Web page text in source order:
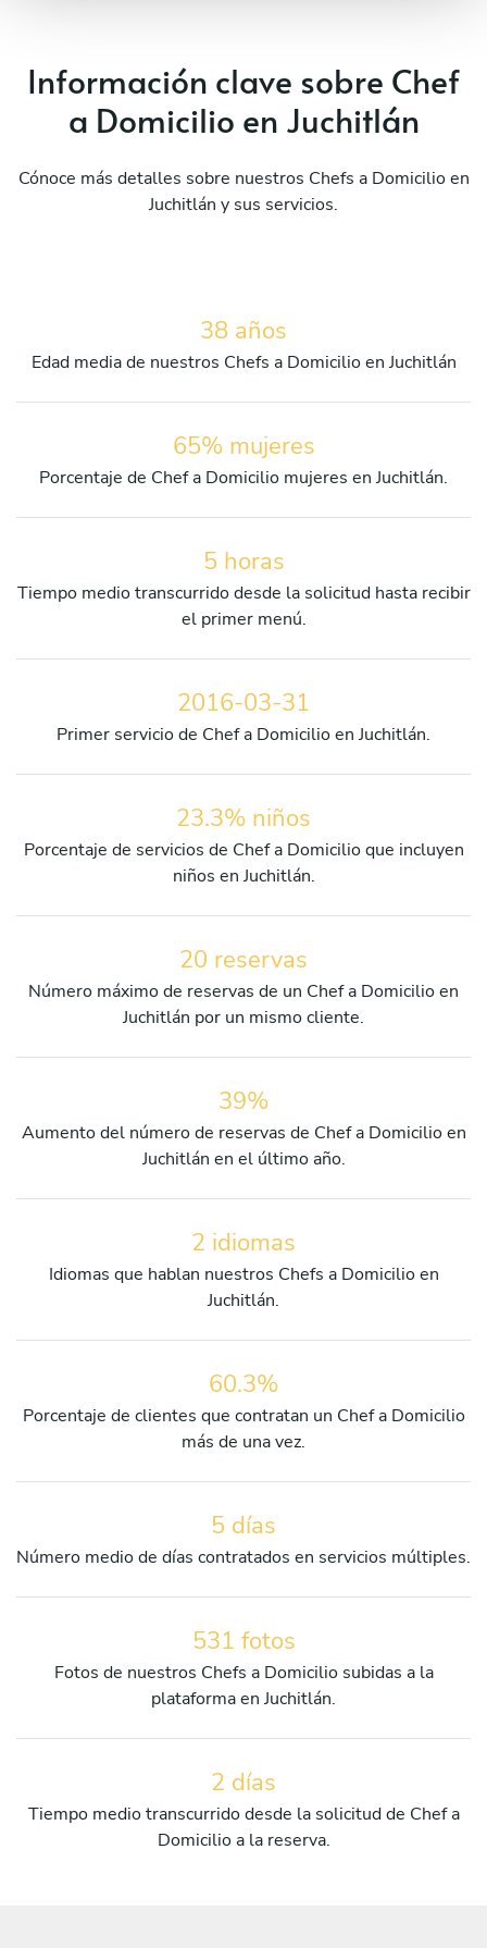
Información clave sobre Chef
a Domicilio en Juchitlán
Cónoce más detalles sobre nuestros Chefs a Domicilio en
Juchitlán y sus servicios.
38 años
Edad media de nuestros Chefs a Domicilio en Juchitlán
65% mujeres
Porcentaje de Chef a Domicilio mujeres en Juchitlán.
5 horas
Tiempo medio transcurrido desde la solicitud hasta recibir
el primer menú.
2016-03-31
Primer servicio de Chef a Domicilio en Juchitlán.
23.3% niños
Porcentaje de servicios de Chef a Domicilio que incluyen
niños en Juchitlán.
20 reservas
Número máximo de reservas de un Chef a Domicilio en
Juchitlán por un mismo cliente.
39%
Aumento del número de reservas de Chef a Domicilio en
Juchitlán en el último año.
2 idiomas
Idiomas que hablan nuestros Chefs a Domicilio en
Juchitlán.
60.3%
Porcentaje de clientes que contratan un Chef a Domicilio
más de una vez.
5 días
Número medio de días contratados en servicios múltiples.
531 fotos
Fotos de nuestros Chefs a Domicilio subidas a la
plataforma en Juchitlán.
2 días
Tiempo medio transcurrido desde la solicitud de Chef a
Domicilio a la reserva.